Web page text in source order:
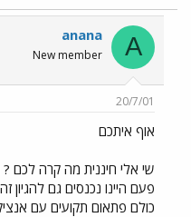
A
anana
New member
20/7/01
אוף איתכם
שי אלי חיננית מה קרה לכם
פעם היינו נכנסים גם
כולם פתאום תקועים עם